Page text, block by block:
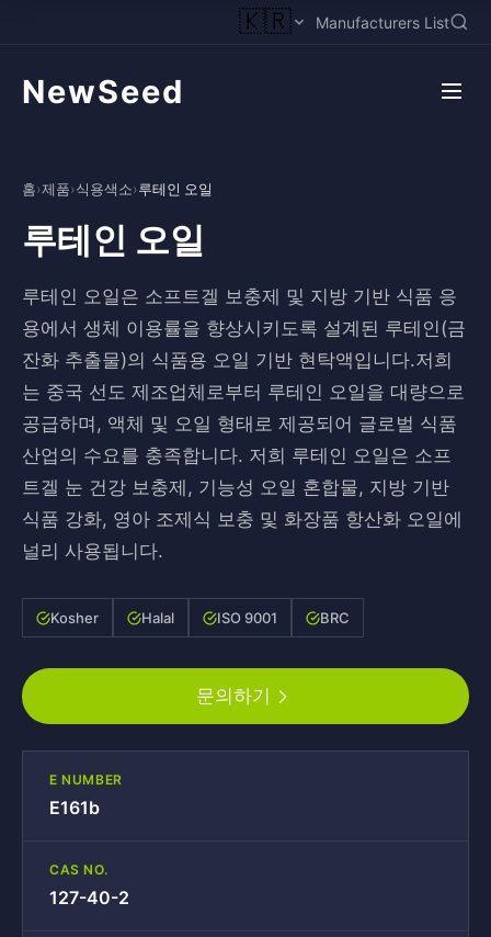
🇰🇷 Manufacturers List
NewSeed
홈›제품›식용색소›루테인 오일
루테인 오일
루테인 오일은 소프트겔 보충제 및 지방 기반 식품 응
용에서 생체 이용률을 향상시키도록 설계된 루테인(금
잔화 추출물)의 식품용 오일 기반 현탁액입니다.저희
는 중국 선도 제조업체로부터 루테인 오일을 대량으로
공급하며, 액체 및 오일 형태로 제공되어 글로벌 식품
산업의 수요를 충족합니다. 저희 루테인 오일은 소프
트겔 눈 건강 보충제, 기능성 오일 혼합물, 지방 기반
식품 강화, 영아 조제식 보충 및 화장품 항산화 오일에
널리 사용됩니다.
Kosher Halal ISO 9001 BRC
문의하기
E NUMBER
E161b
CAS NO.
127-40-2